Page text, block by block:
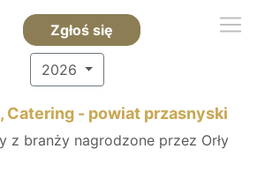
Zgłoś się
2026
Catering - powiat przasnyski
z branży nagrodzone przez Orły